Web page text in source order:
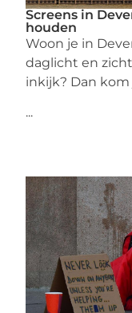
Screens in
houden
Woon je in
daglicht en
inkijk? Dan kom
...